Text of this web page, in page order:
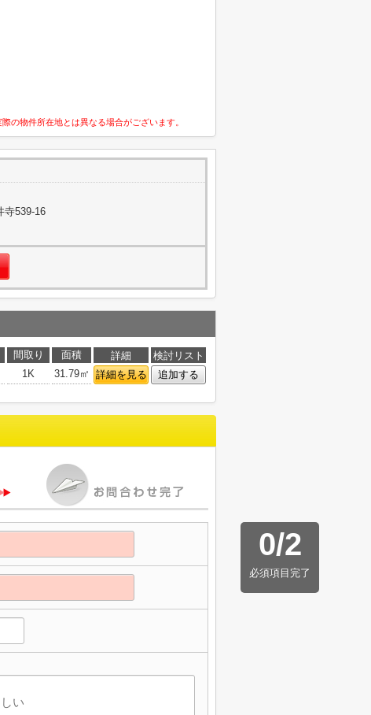
の物件所在地とは異なる場合がございます。
寺539-16
間取り 面積 詳細
検討リスト
1K 31.79㎡ 詳細を見る 追加する
0/2
必須項目完了